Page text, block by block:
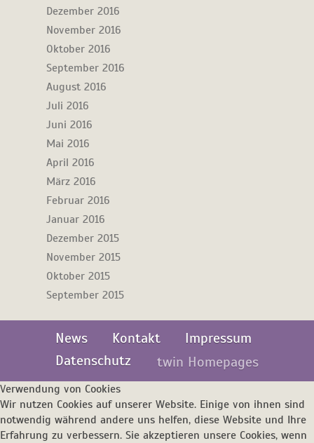
Dezember 2016
November 2016
Oktober 2016
September 2016
August 2016
Juli 2016
Juni 2016
Mai 2016
April 2016
März 2016
Februar 2016
Januar 2016
Dezember 2015
November 2015
Oktober 2015
September 2015
News Kontakt
Impressum
Datenschutz
twin Homepages
Verwendung von Cookies
Wir nutzen Cookies auf unserer Website. Einige von ihnen sind
notwendig während andere uns helfen, diese Website und Ihre
Erfahrung zu verbessern. Sie akzeptieren unsere Cookies, wenn